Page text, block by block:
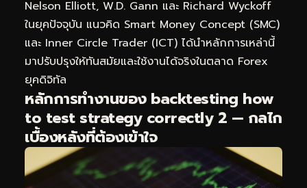
Nelson Elliott, W.D. Gann และ Richard Wyckoff
ในยุคปัจจุบัน แนวคิด Smart Money Concept (SMC)
และ Inner Circle Trader (ICT) ได้นำหลักการเหล่านี้
มาปรับปรุงให้ทันสมัยและใช้งานได้จริงในตลาด Forex
ยุคดิจิทัล
หลักการทำงานของ backtesting how
to test strategy correctly 2 — กลไก
เบื้องหลังที่ต้องเข้าใจ